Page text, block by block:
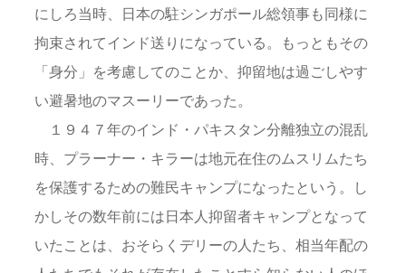
にしろ当時、日本の駐シンガポール総領事も同様に
拘束されてインド送りになっている。もっともその
「身分」を考慮してのことか、抑留地は過ごしやす
い避暑地のマスーリーであった。
１９４７年のインド・パキスタン分離独立の混乱
時、プラーナー・キラーは地元在住のムスリムたち
を保護するための難民キャンプになったという。し
かしその数年前には日本人抑留者キャンプとなって
いたことは、おそらくデリーの人たち、相当年配の